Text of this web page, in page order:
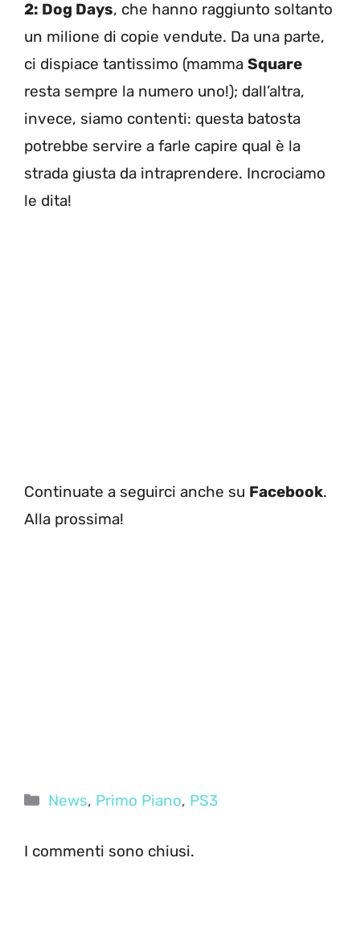
2: Dog Days, che hanno raggiunto soltanto
un milione di copie vendute. Da una parte,
ci dispiace tantissimo (mamma Square
resta sempre la numero uno!); dall’altra,
invece, siamo contenti: questa batosta
potrebbe servire a farle capire qual è la
strada giusta da intraprendere. Incrociamo
le dita!
Continuate a seguirci anche su Facebook.
Alla prossima!
Categorie
News, Primo Piano, PS3
I commenti sono chiusi.